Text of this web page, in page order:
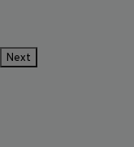
Next